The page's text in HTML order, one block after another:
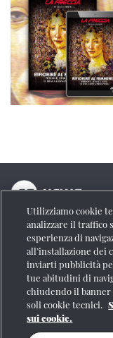
La testata online
Social
Se vuoi contattarci o avere
Utilizziamo cookie
analizzare il traffico
esperienza di
all’installazione dei
inviarti pubblicità
tue abitudini di
chiudendo il banner
soli cookie tecnici.
sui cookie.